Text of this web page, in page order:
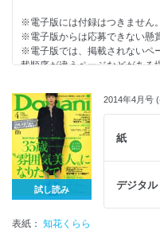
Part 03 爽やかヘルシーをひと
Part 04 もしも知花くららが
Part 05 私にも似合う！ ｢クロ
Part 06 おしゃれプロ７人の私
Part 07 お値打ち 大ぶりアクセ
Part 08 初夏の“カラフルMIX”
Part 09 おしゃれセレブの 華麗
Part 10 バッグだって｢夏素材｣
Part 11 Domaniメイツの私服＋
Before→After！
Part 12 今どき美人はみんな幸
Part 13 ｢洗顔｣を変えれば肌が
Part 14 きちんとVSこなれた
6月のザ・編集長コスメ
※電子版には付録はつきません。
※電子版からは応募できない懸
※電子版では、掲載されないペ
載順序が違うページなどがある
目次
働く女・３人の同時多発スナッ
KURARA Studio 5月
KURARA Diary 5月
KURARA Camera 5月
【SHIHO 小物】
小泉里子のNo Life, No Fashion
渡辺佳子のなんだかコレ、集
4月のBUY This２ Month！
試し読み
2014年4月号
紙
デジタル
表紙： 知花くらら